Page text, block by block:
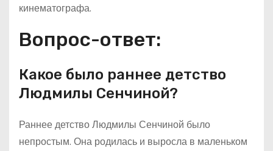
кинематографа.
Вопрос-ответ:
Какое было раннее детство
Людмилы Сенчиной?
Раннее детство Людмилы Сенчиной было
непростым. Она родилась и выросла в маленьком